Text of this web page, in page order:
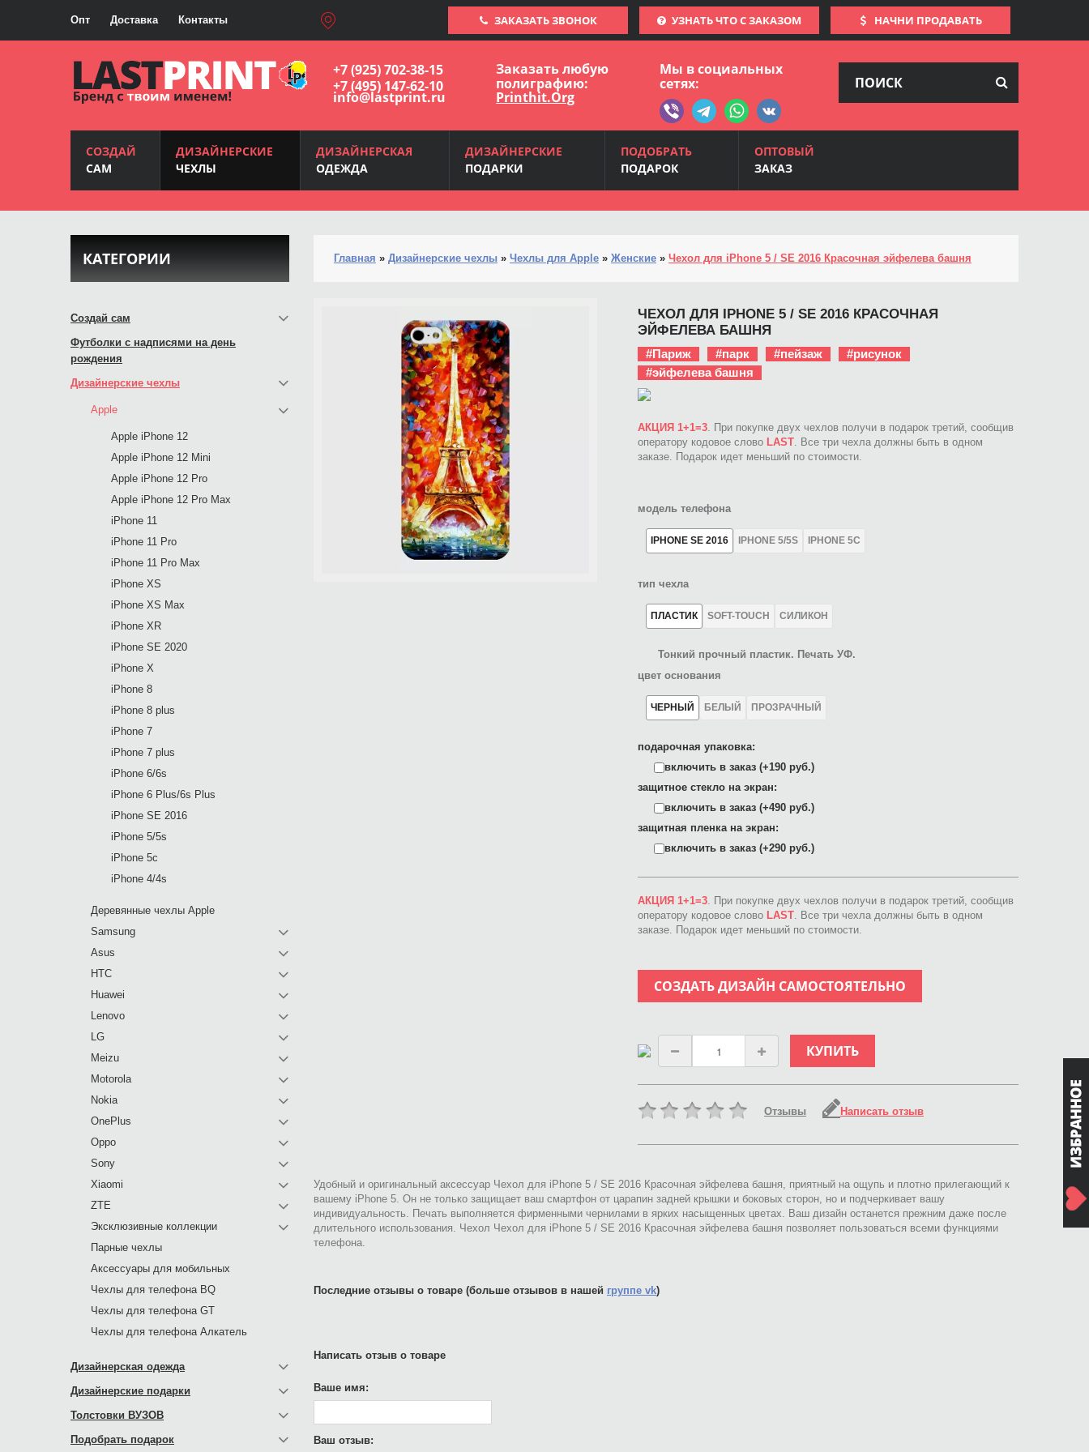
Опт Доставка Контакты ЗАКАЗАТЬ ЗВОНОК УЗНАТЬ ЧТО С ЗАКАЗОМ НАЧНИ ПРОДАВАТЬ
+7 (925) 702-38-15
+7 (495) 147-62-10
info@lastprint.ru
Заказать любую
полиграфию:
Printhit.Org
Мы в социальных
сетях:
СОЗДАЙ
САМ
ДИЗАЙНЕРСКИЕ
ЧЕХЛЫ
ДИЗАЙНЕРСКАЯ
ОДЕЖДА
ДИЗАЙНЕРСКИЕ
ПОДАРКИ
ПОДОБРАТЬ
ПОДАРОК
ОПТОВЫЙ
ЗАКАЗ
Главная » Дизайнерские чехлы » Чехлы для Apple » Женские » Чехол для iPhone 5 / SE 2016 Красочная эйфелева башня
ЧЕХОЛ ДЛЯ IPHONE 5 / SE 2016 КРАСОЧНАЯ
ЭЙФЕЛЕВА БАШНЯ
#Париж #парк #пейзаж
#рисунок
#эйфелева башня
АКЦИЯ 1+1=3. При покупке двух чехлов получи в подарок третий, сообщив
оператору кодовое слово LAST. Все три чехла должны быть в одном
заказе. Подарок идет меньший по стоимости.
модель телефона
IPHONE SE 2016 IPHONE 5/5S IPHONE 5C
тип чехла
ПЛАСТИК SOFT-TOUCH СИЛИКОН
Тонкий прочный пластик. Печать УФ.
цвет основания
ЧЕРНЫЙ БЕЛЫЙ ПРОЗРАЧНЫЙ
подарочная упаковка:
включить в заказ (+190 руб.)
защитное стекло на экран:
включить в заказ (+490 руб.)
защитная пленка на экран:
включить в заказ (+290 руб.)
АКЦИЯ 1+1=3. При покупке двух чехлов получи в подарок третий, сообщив
оператору кодовое слово LAST. Все три чехла должны быть в одном
заказе. Подарок идет меньший по стоимости.
СОЗДАТЬ ДИЗАЙН САМОСТОЯТЕЛЬНО
КУПИТЬ
Отзывы Написать отзыв
Удобный и оригинальный аксессуар Чехол для iPhone 5 / SE 2016 Красочная эйфелева башня, приятный на ощупь и плотно прилегающий к
вашему iPhone 5. Он не только защищает ваш смартфон от царапин задней крышки и боковых сторон, но и подчеркивает вашу
индивидуальность. Печать выполняется фирменными чернилами в ярких насыщенных цветах. Ваш дизайн останется прежним даже после
длительного использования. Чехол Чехол для iPhone 5 / SE 2016 Красочная эйфелева башня позволяет пользоваться всеми функциями
телефона.
Последние отзывы о товаре (больше отзывов в нашей группе vk)
Написать отзыв о товаре
Ваше имя:
Ваш отзыв:
КАТЕГОРИИ
Создай сам
Футболки с надписями на день
рождения
Дизайнерские чехлы
Apple
Apple iPhone 12
Apple iPhone 12 Mini
Apple iPhone 12 Pro
Apple iPhone 12 Pro Max
iPhone 11
iPhone 11 Pro
iPhone 11 Pro Max
iPhone XS
iPhone XS Max
iPhone XR
iPhone SE 2020
iPhone X
iPhone 8
iPhone 8 plus
iPhone 7
iPhone 7 plus
iPhone 6/6s
iPhone 6 Plus/6s Plus
iPhone SE 2016
iPhone 5/5s
iPhone 5c
iPhone 4/4s
Деревянные чехлы Apple
Samsung
Asus
HTC
Huawei
Lenovo
LG
Meizu
Motorola
Nokia
OnePlus
Oppo
Sony
Xiaomi
ZTE
Эксклюзивные коллекции
Парные чехлы
Аксессуары для мобильных
Чехлы для телефона BQ
Чехлы для телефона GT
Чехлы для телефона Алкатель
Дизайнерская одежда
Дизайнерские подарки
Толстовки ВУЗОВ
Подобрать подарок